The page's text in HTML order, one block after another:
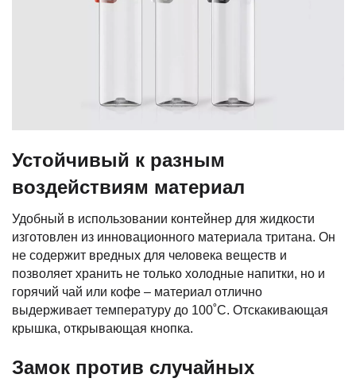
Устойчивый к разным
воздействиям материал
Удобный в использовании контейнер для жидкости
изготовлен из инновационного материала тритана. Он
не содержит вредных для человека веществ и
позволяет хранить не только холодные напитки, но и
горячий чай или кофе – материал отлично
выдерживает температуру до 100˚C. Отскакивающая
крышка, открывающая кнопка.
Замок против случайных